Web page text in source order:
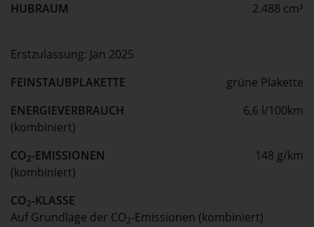
HUBRAUM
2.488 cm³
Erstzulassung: Jan 2025
FEINSTAUBPLAKETTE
grüne Plakette
ENERGIEVERBRAUCH
(kombiniert)
6,6 l/100km
CO2-EMISSIONEN
(kombiniert)
148 g/km
CO2-KLASSE
Auf Grundlage der CO2-Emissionen (kombiniert)